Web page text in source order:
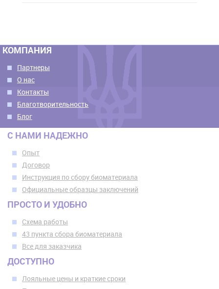
КОМПАНИЯ
Партнеры
О нас
Контакты
Благотворительность
Блог
С НАМИ НАДЕЖНО
Опыт
Договор
Инструкция по сбору биоматериала
Официальные образцы заключений
ПРОСТО И УДОБНО
Схема работы
43 пункта сбора биоматериала
Все для заказчика
ДОСТУПНО
Лояльные цены и краткие сроки